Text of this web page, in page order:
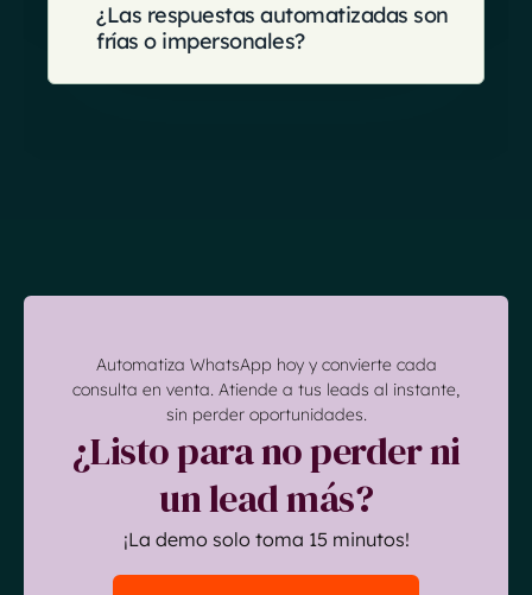
¿Las respuestas automatizadas son
frías o impersonales?
Automatiza WhatsApp hoy y convierte cada
consulta en venta. Atiende a tus leads al instante,
sin perder oportunidades.
¿Listo para no perder ni
un lead más?
¡La demo solo toma 15 minutos!